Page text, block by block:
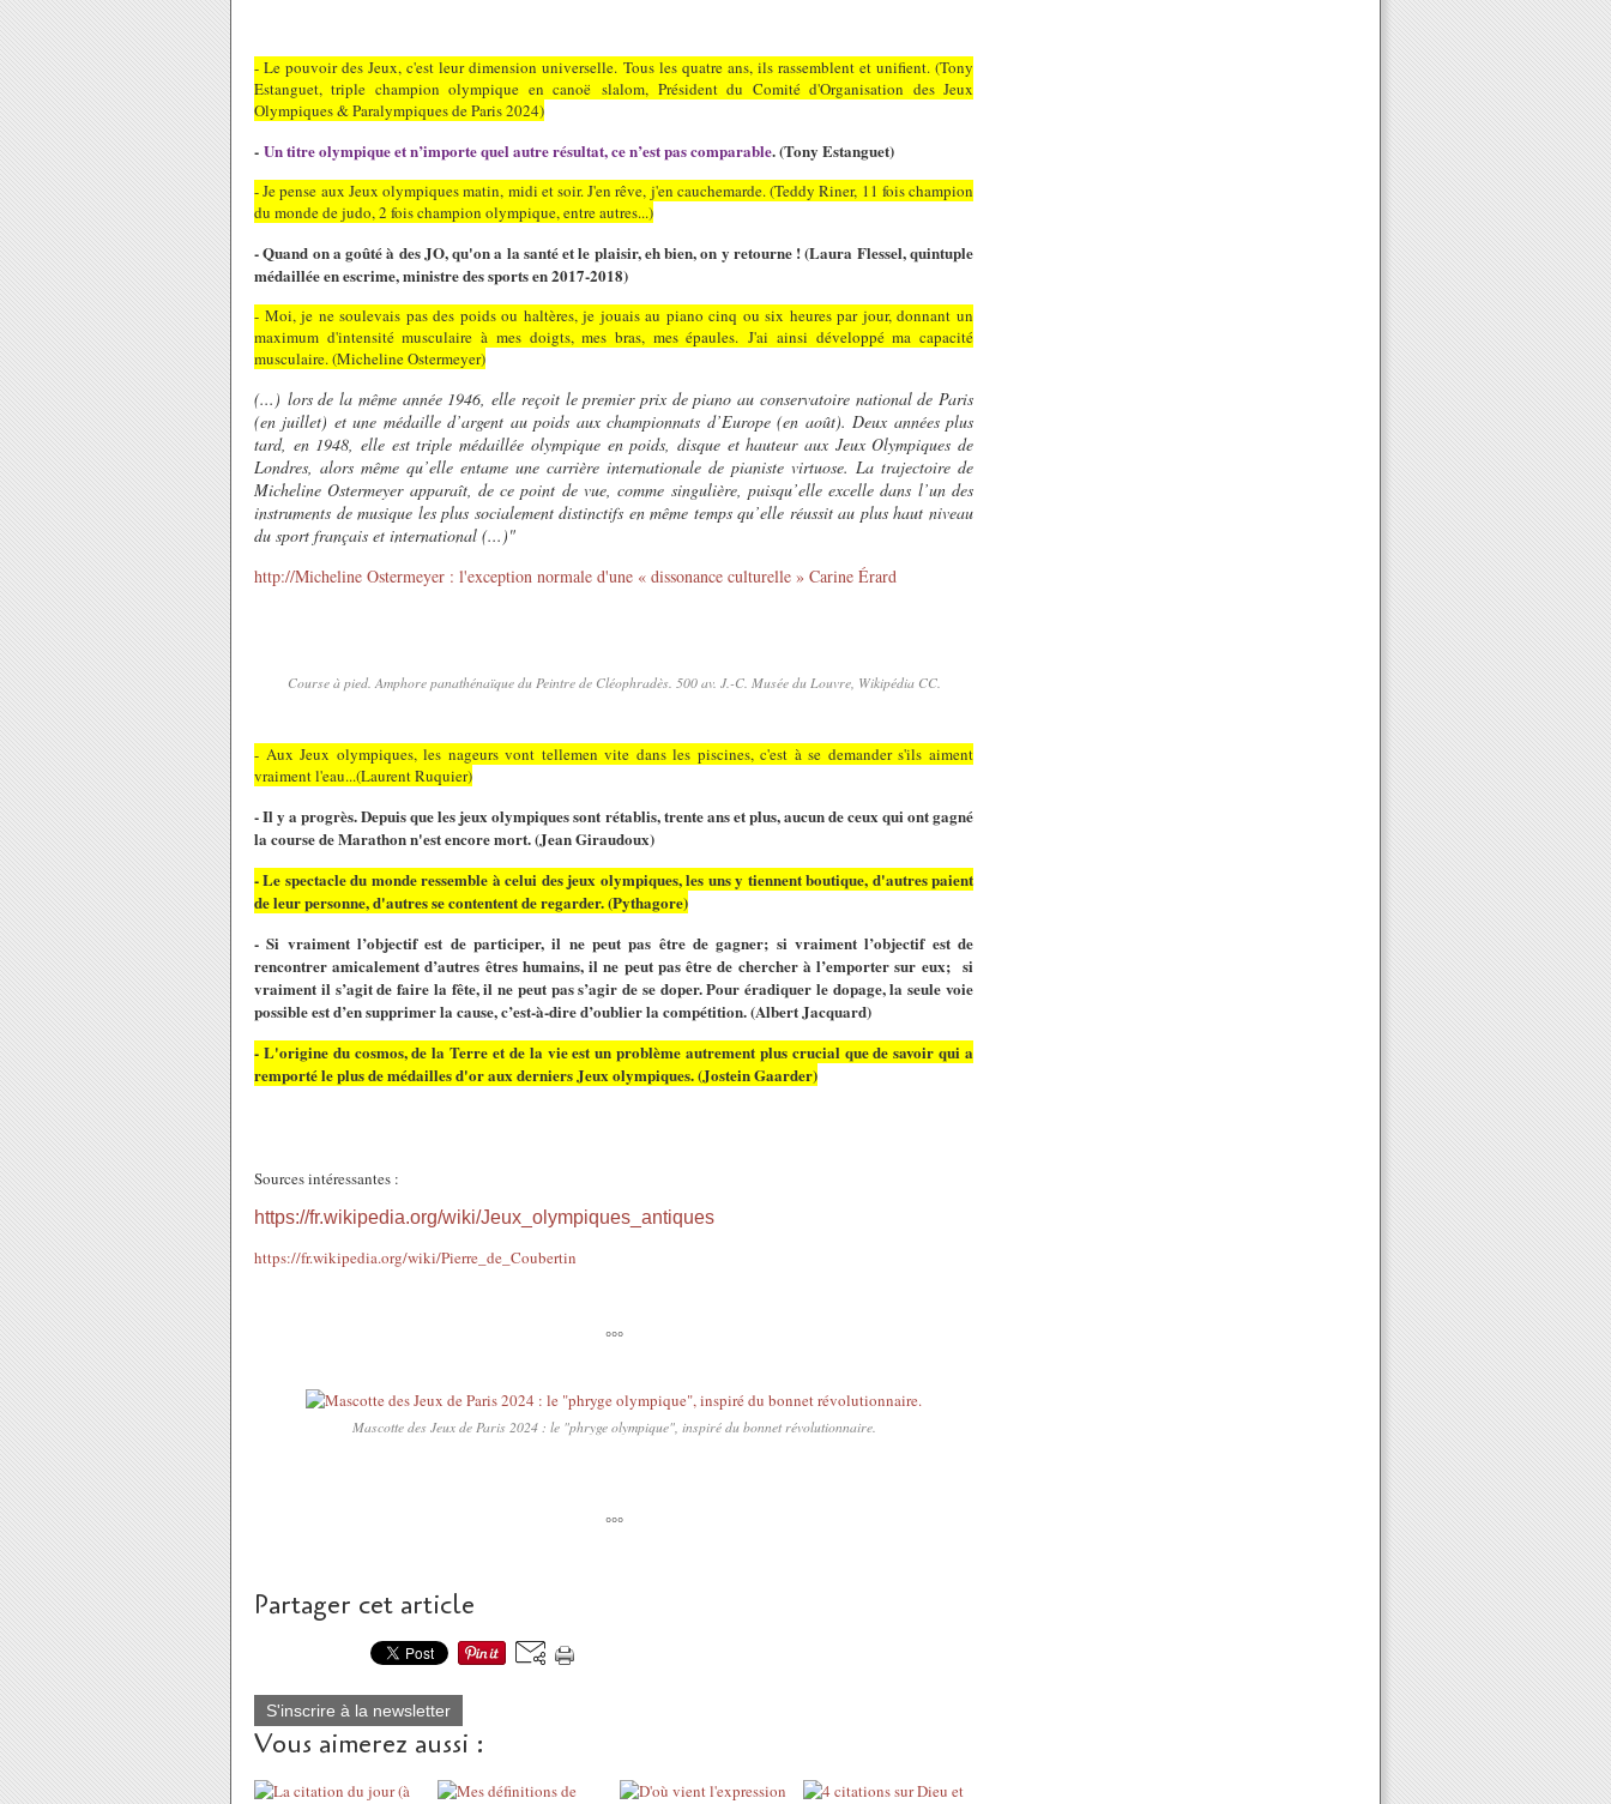
- Le pouvoir des Jeux, c'est leur dimension universelle. Tous les quatre ans, ils rassemblent et unifient. (Tony
Estanguet, triple champion olympique en canoë slalom, Président du Comité d'Organisation des Jeux
Olympiques & Paralympiques de Paris 2024)
- Un titre olympique et n’importe quel autre résultat, ce n’est pas comparable. (Tony Estanguet)
- Je pense aux Jeux olympiques matin, midi et soir. J'en rêve, j'en cauchemarde. (Teddy Riner, 11 fois champion
du monde de judo, 2 fois champion olympique, entre autres...)
- Quand on a goûté à des JO, qu'on a la santé et le plaisir, eh bien, on y retourne ! (Laura Flessel, quintuple
médaillée en escrime, ministre des sports en 2017-2018)
- Moi, je ne soulevais pas des poids ou haltères, je jouais au piano cinq ou six heures par jour, donnant un
maximum d'intensité musculaire à mes doigts, mes bras, mes épaules. J'ai ainsi développé ma capacité
musculaire. (Micheline Ostermeyer)
(...) lors de la même année 1946, elle reçoit le premier prix de piano au conservatoire national de Paris
(en juillet) et une médaille d’argent au poids aux championnats d’Europe (en août). Deux années plus
tard, en 1948, elle est triple médaillée olympique en poids, disque et hauteur aux Jeux Olympiques de
Londres, alors même qu’elle entame une carrière internationale de pianiste virtuose. La trajectoire de
Micheline Ostermeyer apparaît, de ce point de vue, comme singulière, puisqu’elle excelle dans l’un des
instruments de musique les plus socialement distinctifs en même temps qu’elle réussit au plus haut niveau
du sport français et international (...)"
http://Micheline Ostermeyer : l'exception normale d'une « dissonance culturelle » Carine Érard
Course à pied. Amphore panathénaïque du Peintre de Cléophradès. 500 av. J.-C. Musée du Louvre, Wikipédia CC.
- Aux Jeux olympiques, les nageurs vont tellemen vite dans les piscines, c'est à se demander s'ils aiment
vraiment l'eau...(Laurent Ruquier)
- Il y a progrès. Depuis que les jeux olympiques sont rétablis, trente ans et plus, aucun de ceux qui ont gagné
la course de Marathon n'est encore mort. (Jean Giraudoux)
- Le spectacle du monde ressemble à celui des jeux olympiques, les uns y tiennent boutique, d'autres paient
de leur personne, d'autres se contentent de regarder. (Pythagore)
- Si vraiment l’objectif est de participer, il ne peut pas être de gagner; si vraiment l’objectif est de
rencontrer amicalement d’autres êtres humains, il ne peut pas être de chercher à l’emporter sur eux; si
vraiment il s’agit de faire la fête, il ne peut pas s’agir de se doper. Pour éradiquer le dopage, la seule voie
possible est d’en supprimer la cause, c’est-à-dire d’oublier la compétition. (Albert Jacquard)
- L'origine du cosmos, de la Terre et de la vie est un problème autrement plus crucial que de savoir qui a
remporté le plus de médailles d'or aux derniers Jeux olympiques. (Jostein Gaarder)
Sources intéressantes :
https://fr.wikipedia.org/wiki/Jeux_olympiques_antiques
https://fr.wikipedia.org/wiki/Pierre_de_Coubertin
°°°
Mascotte des Jeux de Paris 2024 : le "phryge olympique", inspiré du bonnet révolutionnaire.
°°°
Partager cet article
S'inscrire à la newsletter
Vous aimerez aussi :